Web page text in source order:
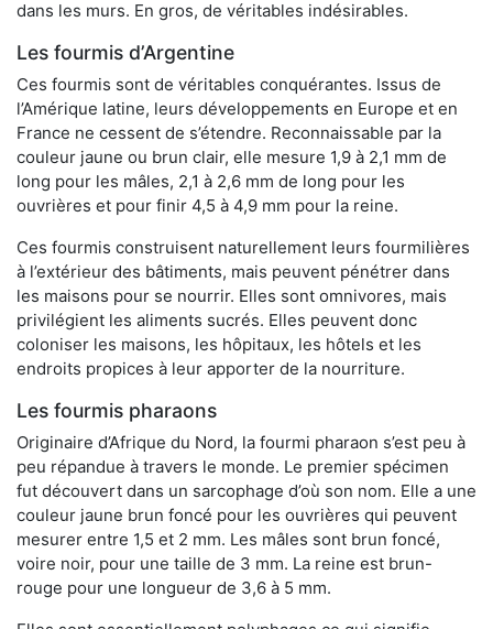
dans les murs. En gros, de véritables indésirables.
Les fourmis d’Argentine
Ces fourmis sont de véritables conquérantes. Issus de
l’Amérique latine, leurs développements en Europe et en
France ne cessent de s’étendre. Reconnaissable par la
couleur jaune ou brun clair, elle mesure 1,9 à 2,1 mm de
long pour les mâles, 2,1 à 2,6 mm de long pour les
ouvrières et pour finir 4,5 à 4,9 mm pour la reine.
Ces fourmis construisent naturellement leurs fourmilières
à l’extérieur des bâtiments, mais peuvent pénétrer dans
les maisons pour se nourrir. Elles sont omnivores, mais
privilégient les aliments sucrés. Elles peuvent donc
coloniser les maisons, les hôpitaux, les hôtels et les
endroits propices à leur apporter de la nourriture.
Les fourmis pharaons
Originaire d’Afrique du Nord, la fourmi pharaon s’est peu à
peu répandue à travers le monde. Le premier spécimen
fut découvert dans un sarcophage d’où son nom. Elle a une
couleur jaune brun foncé pour les ouvrières qui peuvent
mesurer entre 1,5 et 2 mm. Les mâles sont brun foncé,
voire noir, pour une taille de 3 mm. La reine est brun-
rouge pour une longueur de 3,6 à 5 mm.